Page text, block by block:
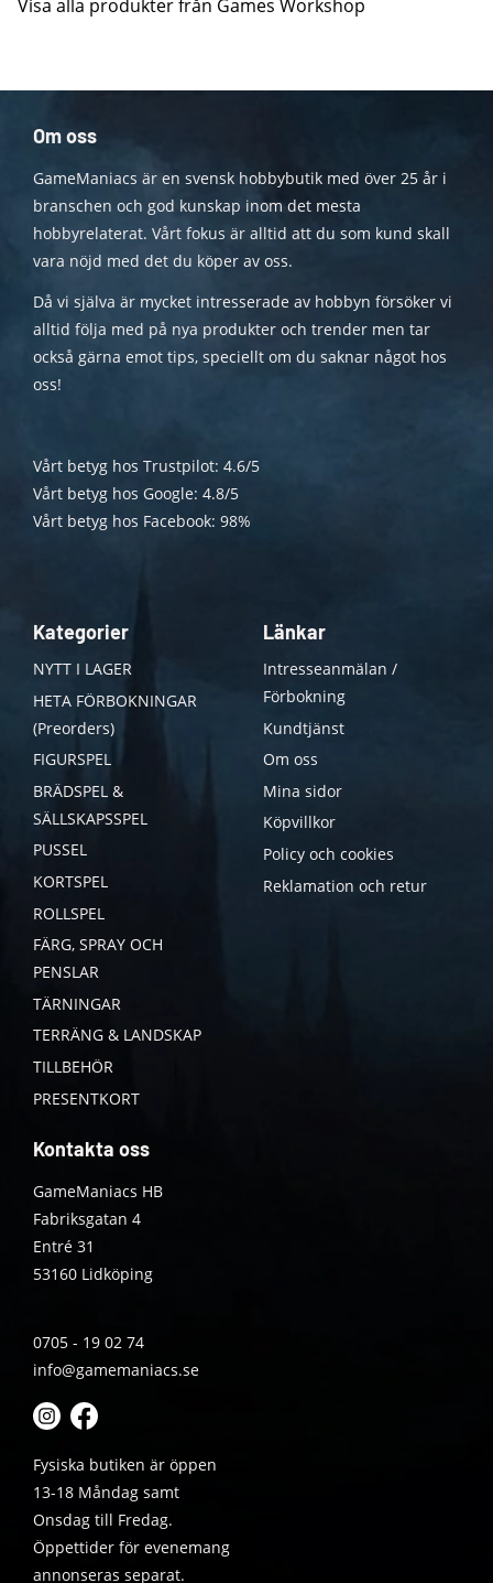
Visa alla produkter från Games Workshop
Om oss
GameManiacs är en svensk hobbybutik med över 25 år i
branschen och god kunskap inom det mesta
hobbyrelaterat. Vårt fokus är alltid att du som kund skall
vara nöjd med det du köper av oss.
Då vi själva är mycket intresserade av hobbyn försöker vi
alltid följa med på nya produkter och trender men tar
också gärna emot tips, speciellt om du saknar något hos
oss!
Vårt betyg hos Trustpilot: 4.6/5
Vårt betyg hos Google: 4.8/5
Vårt betyg hos Facebook: 98%
Kategorier
NYTT I LAGER
HETA FÖRBOKNINGAR
(Preorders)
FIGURSPEL
BRÄDSPEL &
SÄLLSKAPSSPEL
PUSSEL
KORTSPEL
ROLLSPEL
FÄRG, SPRAY OCH
PENSLAR
TÄRNINGAR
TERRÄNG & LANDSKAP
TILLBEHÖR
PRESENTKORT
Länkar
Intresseanmälan /
Förbokning
Kundtjänst
Om oss
Mina sidor
Köpvillkor
Policy och cookies
Reklamation och retur
Kontakta oss
GameManiacs HB
Fabriksgatan 4
Entré 31
53160 Lidköping
0705 - 19 02 74
info@gamemaniacs.se
Fysiska butiken är öppen
13-18 Måndag samt
Onsdag till Fredag.
Öppettider för evenemang
annonseras separat.